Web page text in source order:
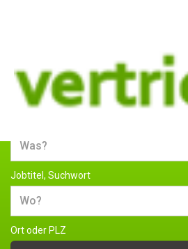
Jobs und Stellenangebote im
Vertrieb
Jobtitel, Suchwort
Ort oder PLZ